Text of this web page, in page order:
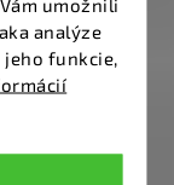
analýze
funkcie,